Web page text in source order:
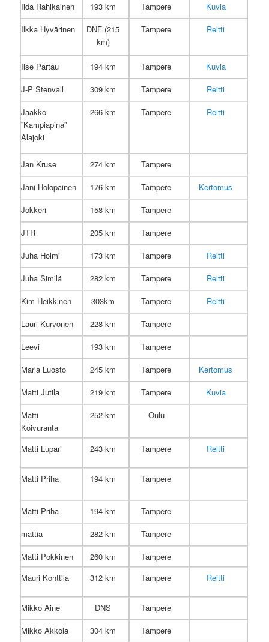
Iida Rahikainen
193 km Tampere
Kuvia
Ilkka Hyvärinen
DNF (215
km)
Tampere Reitti
Ilse Partau 194 km Tampere
Kuvia
J-P Stenvall
309 km Tampere
Reitti
Jaakko
”Kampiapina”
Alajoki
266 km Tampere Reitti
Jan Kruse 274 km
Tampere
Jani Holopainen
176 km Tampere
Kertomus
Jokkeri
158 km
Tampere
JTR
205 km
Tampere
Juha Holmi
173 km Tampere
Reitti
Juha Similä
282 km Tampere
Reitti
Kim Heikkinen
303km Tampere
Reitti
Lauri Kurvonen
228 km
Tampere
Leevi
193 km
Tampere
Maria Luosto
245 km Tampere
Kertomus
Matti Jutila
219 km Tampere
Kuvia
Matti
Koivuranta
252 km Oulu
Matti Lupari 243 km Tampere Reitti
Matti Priha 194 km Tampere
Matti Priha 194 km
Tampere
mattia
282 km
Tampere
Matti Pokkinen
260 km
Tampere
Mauri Konttila
312 km Tampere Reitti
Mikko Aine DNS
Tampere
Mikko Akkola
304 km
Tampere